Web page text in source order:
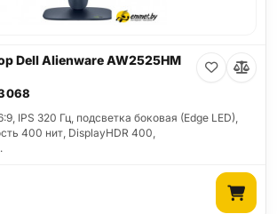
Dell Alienware AW2525HM
IPS 320 Гц, подсветка боковая (Edge LED),
400 нит, DisplayHDR 400,